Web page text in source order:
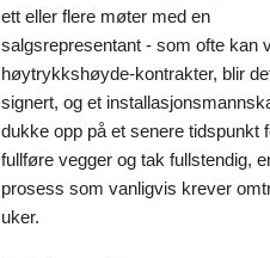
ett eller flere møter med en
salgsrepresentant - som ofte kan
høytrykkshøyde-kontrakter, blir
signert, og et
dukke opp på et senere tidspunkt
fullføre vegger og tak fullstendig,
prosess som vanligvis krever
uker.